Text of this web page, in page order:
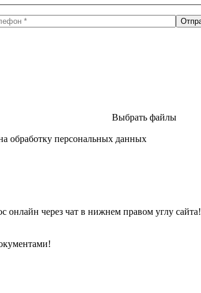
Выбрать файлы
обработку персональных данных
онлайн через чат в нижнем правом углу сайта!